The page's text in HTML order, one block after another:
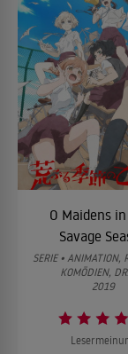
O Maidens
Savage
SERIE • ANIMATION,
KOMÖDIEN,
2019